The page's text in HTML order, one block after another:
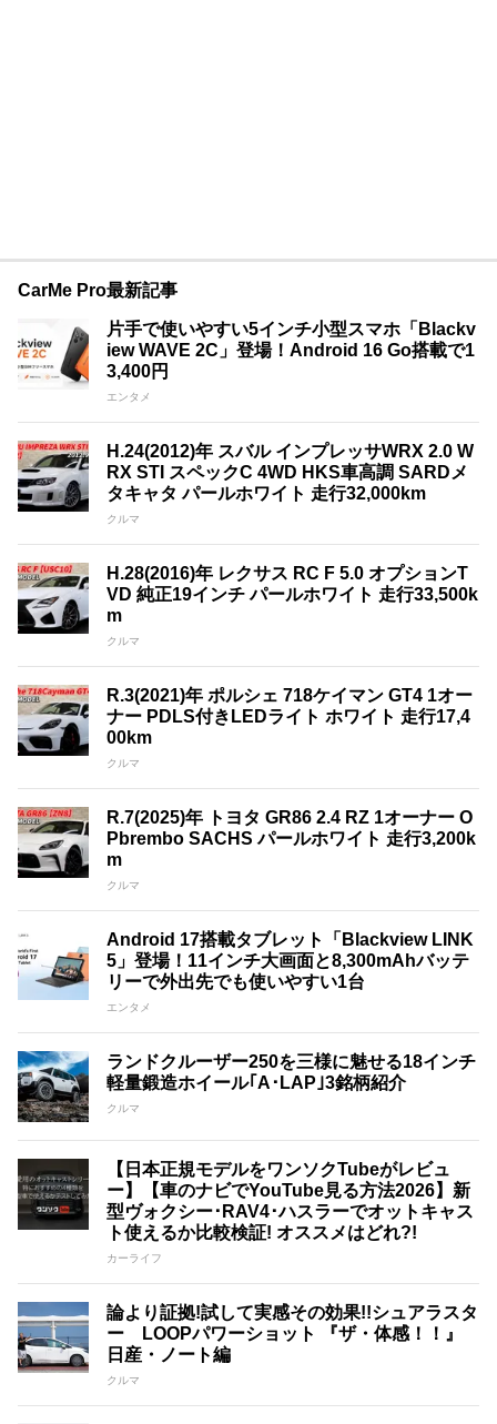
CarMe Pro最新記事
片手で使いやすい5インチ小型スマホ「Blackv
iew WAVE 2C」登場！Android 16 Go搭載で1
3,400円
エンタメ
H.24(2012)年 スバル インプレッサWRX 2.0 W
RX STI スペックC 4WD HKS車高調 SARDメ
タキャタ パールホワイト 走行32,000km
クルマ
H.28(2016)年 レクサス RC F 5.0 オプションT
VD 純正19インチ パールホワイト 走行33,500k
m
クルマ
R.3(2021)年 ポルシェ 718ケイマン GT4 1オー
ナー PDLS付きLEDライト ホワイト 走行17,4
00km
クルマ
R.7(2025)年 トヨタ GR86 2.4 RZ 1オーナー O
Pbrembo SACHS パールホワイト 走行3,200k
m
クルマ
Android 17搭載タブレット「Blackview LINK
5」登場！11インチ大画面と8,300mAhバッテ
リーで外出先でも使いやすい1台
エンタメ
ランドクルーザー250を三様に魅せる18インチ
軽量鍛造ホイール｢A･LAP｣3銘柄紹介
クルマ
【日本正規モデルをワンソクTubeがレビュ
ー】【車のナビでYouTube見る方法2026】新
型ヴォクシー･RAV4･ハスラーでオットキャス
ト使えるか比較検証! オススメはどれ?!
カーライフ
論より証拠!試して実感その効果!!シュアラスタ
ー LOOPパワーショット 『ザ・体感！！』
日産・ノート編
クルマ